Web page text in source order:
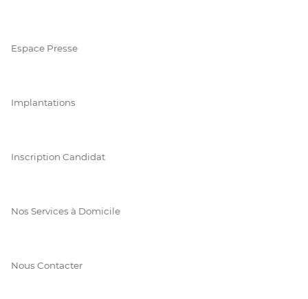
Espace Presse
Implantations
Inscription Candidat
Nos Services à Domicile
Nous Contacter